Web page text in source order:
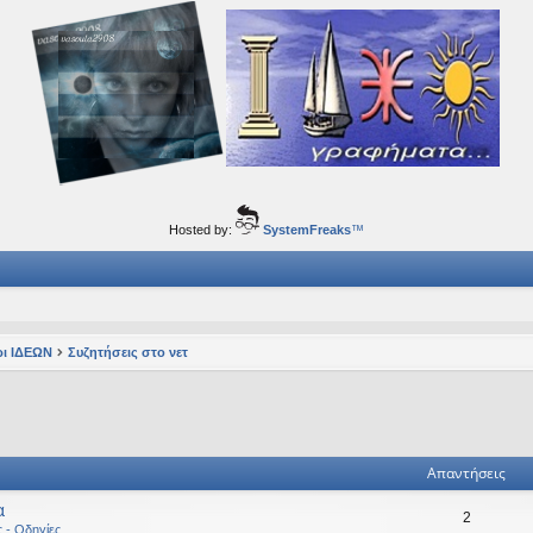
ταξίδια του νού...
Hosted by: SystemFreaks™
ΙΔΕΩΝ Συζητήσεις στο νετ
Απαντήσεις
- Οδηγίες
2